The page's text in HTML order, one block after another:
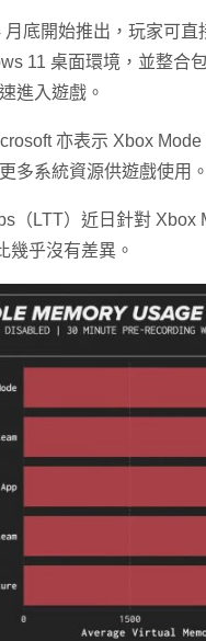
月底開始推出，玩家可
11 桌面環境，並整合
進入遊戲。
亦表示 Xbox
多系統資源供遊戲使用。
（LTT）近日針對
幾乎沒有差異。